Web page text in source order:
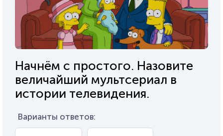
Начнём с простого. Назовите
величайший мультсериал в
истории телевидения.
Варианты ответов: